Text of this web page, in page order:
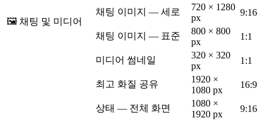
🖼️ 채팅 및 미디어
채팅 이미지 — 세로
720 × 1280
px
9:16
채팅 이미지 — 표준
800 × 800
px
1:1
미디어 썸네일
320 × 320
px
1:1
최고 화질 공유
1920 ×
1080 px
16:9
상태 — 전체 화면
1080 ×
1920 px
9:16